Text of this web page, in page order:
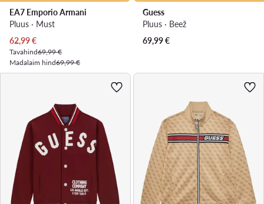
EA7 Emporio Armani
Pluus · Must
Praegune hind
62,99€
Tavahind69,99 €
Madalaim hind69,99 €
Guess
Pluus · Beež
69,99€